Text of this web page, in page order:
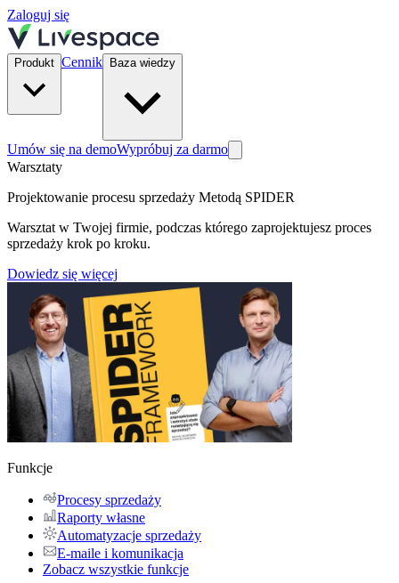
Zaloguj się
Produkt Cennik Baza wiedzy
Umów się na demoWypróbuj za darmo
Warsztaty
Projektowanie procesu sprzedaży Metodą SPIDER
Warsztat w Twojej firmie, podczas którego zaprojektujesz proces
sprzedaży krok po kroku.
Dowiedz się więcej
Funkcje
Procesy sprzedaży
Raporty własne
Automatyzacje sprzedaży
E-maile i komunikacja
Zobacz wszystkie funkcje